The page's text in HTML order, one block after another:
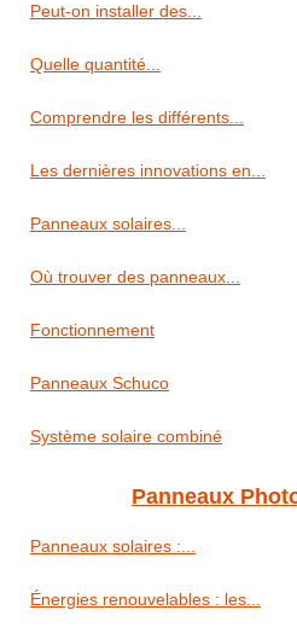
Peut-on installer des...
Quelle quantité...
Comprendre les différents...
Les dernières innovations en...
Panneaux solaires...
Où trouver des panneaux...
Fonctionnement
Panneaux Schuco
Système solaire combiné
Panneaux
Panneaux solaires :...
Énergies renouvelables : les...